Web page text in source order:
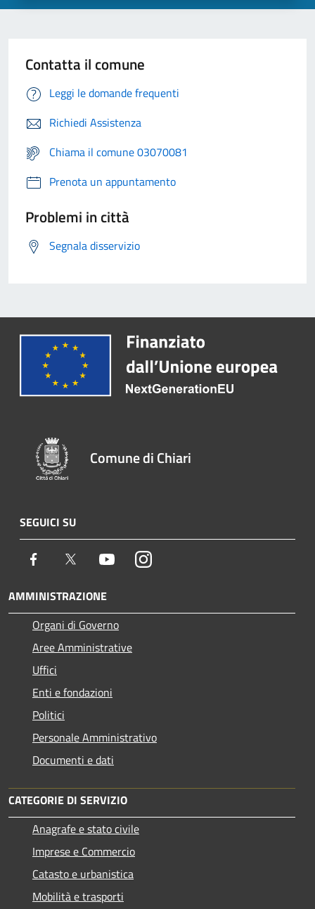
Contatta il comune
Leggi le domande frequenti
Richiedi Assistenza
Chiama il comune 03070081
Prenota un appuntamento
Problemi in città
Segnala disservizio
Comune di Chiari
SEGUICI SU
Facebook Twitter YoutubeInstagram
AMMINISTRAZIONE
Organi di Governo
Aree Amministrative
Uffici
Enti e fondazioni
Politici
Personale Amministrativo
Documenti e dati
CATEGORIE DI SERVIZIO
Anagrafe e stato civile
Imprese e Commercio
Catasto e urbanistica
Mobilità e trasporti